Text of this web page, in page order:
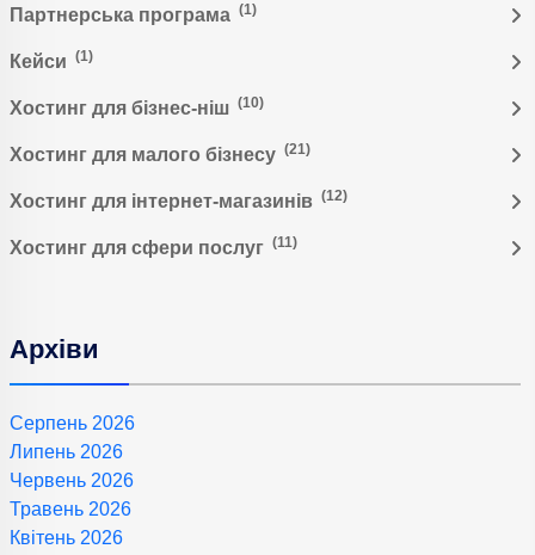
Партнерська програма (1)
Кейси (1)
Хостинг для бізнес-ніш (10)
Хостинг для малого бізнесу (21)
Хостинг для інтернет-магазинів (12)
Хостинг для сфери послуг (11)
Архіви
Серпень 2026
Липень 2026
Червень 2026
Травень 2026
Квітень 2026